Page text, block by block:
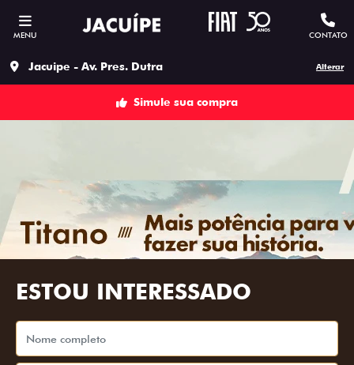
MENU CONTATO
Jacuipe - Av. Pres. Dutra Alterar
ESTOU INTERESSADO
Simule sua compra